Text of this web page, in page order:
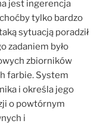
jest ingerencja
tylko bardzo
sytuacją poradził
zadaniem było
zbiorników
farbie. System
i określa jego
o powtórnym
i